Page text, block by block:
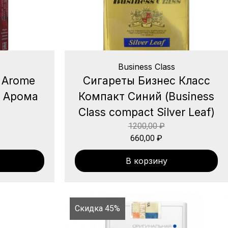
Арома
Business Class
Сигареты Бизнес Класс
Компакт Синий (Business
Class compact Silver Leaf)
1200,00₽
660,00 ₽
В корзину
Скидка 45%